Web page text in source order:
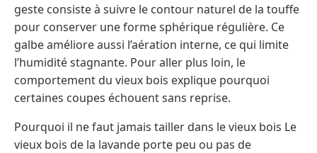
geste consiste à suivre le contour naturel de la touffe
pour conserver une forme sphérique régulière. Ce
galbe améliore aussi l’aération interne, ce qui limite
l’humidité stagnante. Pour aller plus loin, le
comportement du vieux bois explique pourquoi
certaines coupes échouent sans reprise.
Pourquoi il ne faut jamais tailler dans le vieux bois Le
vieux bois de la lavande porte peu ou pas de